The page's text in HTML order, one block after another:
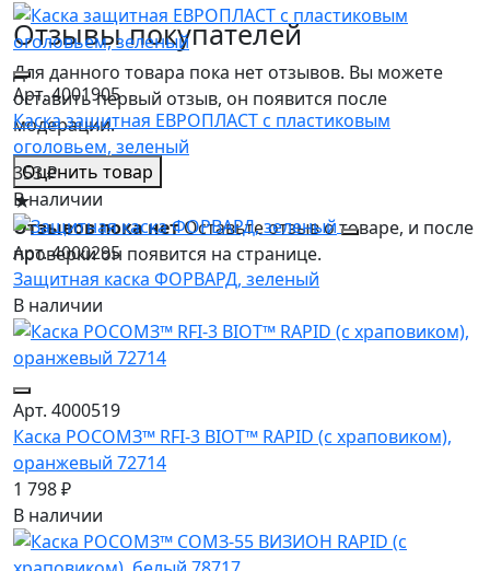
Отзывы покупателей
Для данного товара пока нет отзывов. Вы можете
оставить первый отзыв, он появится после
модерации.
Оценить товар
★
Отзывов пока нетОставьте отзыв о товаре, и после
проверки он появится на странице.
Арт. 4001905
Каска защитная ЕВРОПЛАСТ с пластиковым
оголовьем, зеленый
353 ₽
В наличии
Арт. 4000295
Защитная каска ФОРВАРД, зеленый
В наличии
Арт. 4000519
Каска РОСОМЗ™ RFI-3 BIOT™ RAPID (с храповиком),
оранжевый 72714
1 798 ₽
В наличии